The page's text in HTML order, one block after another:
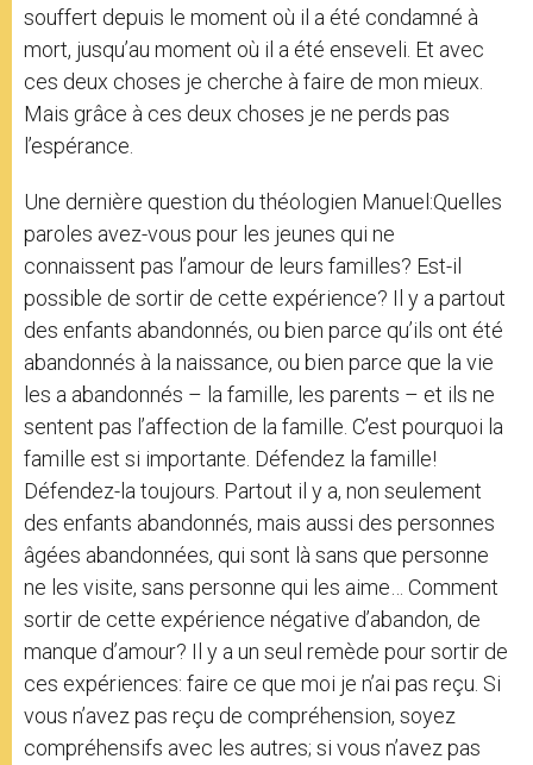
souffert depuis le moment où il a été condamné à
mort, jusqu’au moment où il a été enseveli. Et avec
ces deux choses je cherche à faire de mon mieux.
Mais grâce à ces deux choses je ne perds pas
l’espérance.
Une dernière question du théologien Manuel:Quelles
paroles avez-vous pour les jeunes qui ne
connaissent pas l’amour de leurs familles? Est-il
possible de sortir de cette expérience? Il y a partout
des enfants abandonnés, ou bien parce qu’ils ont été
abandonnés à la naissance, ou bien parce que la vie
les a abandonnés – la famille, les parents – et ils ne
sentent pas l’affection de la famille. C’est pourquoi la
famille est si importante. Défendez la famille!
Défendez-la toujours. Partout il y a, non seulement
des enfants abandonnés, mais aussi des personnes
âgées abandonnées, qui sont là sans que personne
ne les visite, sans personne qui les aime… Comment
sortir de cette expérience négative d’abandon, de
manque d’amour? Il y a un seul remède pour sortir de
ces expériences: faire ce que moi je n’ai pas reçu. Si
vous n’avez pas reçu de compréhension, soyez
compréhensifs avec les autres; si vous n’avez pas